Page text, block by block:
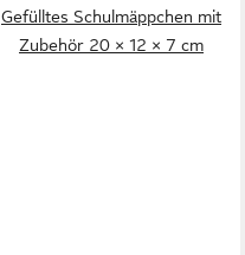
Gefülltes Schulmäppchen mit
Zubehör 20 × 12 × 7 cm